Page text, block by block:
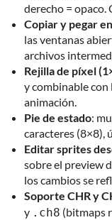
derecho = opaco.
Copiar y pegar
las ventanas
archivos
Rejilla de píxel
y combinable con
animación.
Pie de estado:
caracteres (8×8),
Editar sprites
sobre el preview
los cambios se
Soporte CHR y
y .ch8 (bitmaps